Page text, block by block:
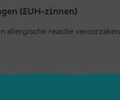
(EUH-zinnen)
allergische reactie veroorzaken